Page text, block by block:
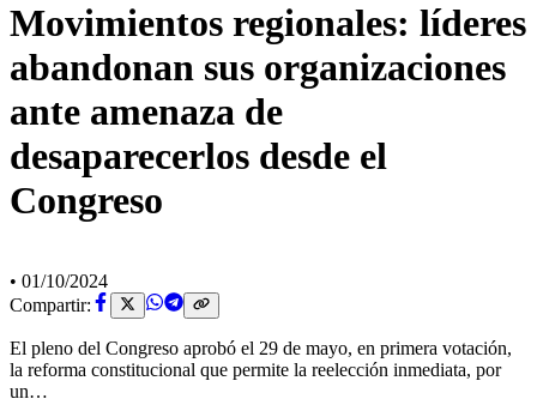
Movimientos regionales: líderes
abandonan sus organizaciones
ante amenaza de
desaparecerlos desde el
Congreso
• 01/10/2024
Compartir:
El pleno del Congreso aprobó el 29 de mayo, en primera votación,
la reforma constitucional que permite la reelección inmediata, por
un…